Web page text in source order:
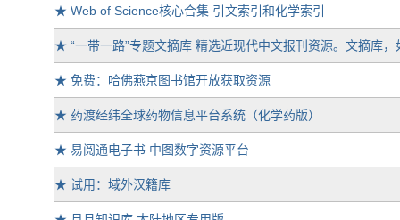
★ Web of Science核心合集 引文索引和化学索引
★ “一带一路”专题文摘库 精选近现代中文报刊资源。文摘库
★ 免费：哈佛燕京图书馆开放获取资源
★ 药渡经纬全球药物信息平台系统（化学药版）
★ 易阅通电子书 中图数字资源平台
★ 试用：域外汉籍库